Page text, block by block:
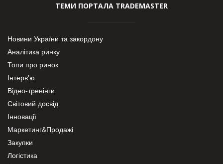
ТЕМИ ПОРТАЛА TRADEMASTER
Новини України та закордону
Аналітика ринку
Топи про ринок
Інтерв’ю
Відео-тренінги
Світовий досвід
Інновації
Маркетинг&Продажі
Закупки
Логістика